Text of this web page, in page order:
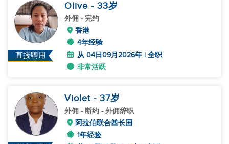
直接聘用
Olive - 33岁
外佣 - 完约
香港
4年经验
从 04日09月2026年 | 全职
非常活跃
Violet - 37岁
外佣 - 断约 - 外佣辞职
阿拉伯联合酋长国
1年经验